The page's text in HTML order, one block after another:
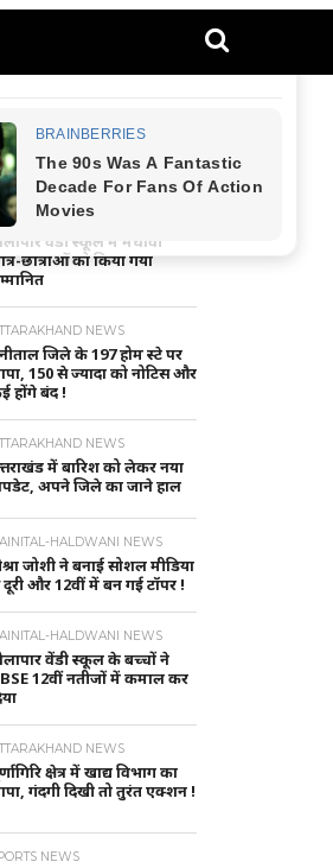
HALDWANI NEWS
वैंडी स्कूल में मेधावी
छात्राओं को किया गया
NEWS
जिले के 197 होम स्टे पर
150 से ज्यादा को नोटिस और
होंगे बंद !
NEWS
में बारिश को लेकर नया
अपने जिले का जाने हाल
HALDWANI NEWS
जोशी ने बनाई सोशल मीडिया
और 12वीं में बन गई टॉपर !
HALDWANI NEWS
वेंडी स्कूल के बच्चों ने
12वीं नतीजों में कमाल कर
NEWS
क्षेत्र में खाद्य विभाग का
गंदगी दिखी तो तुरंत एक्शन !
NEWS